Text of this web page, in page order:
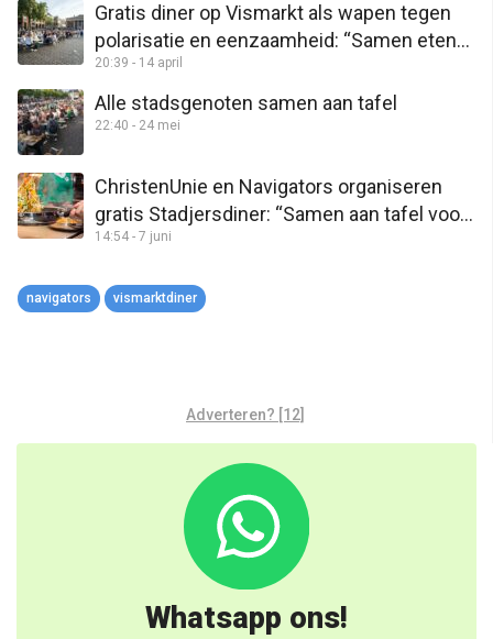
Gratis diner op Vismarkt als wapen tegen
polarisatie en eenzaamheid: “Samen eten
verbindt”
20:39 - 14 april
Alle stadsgenoten samen aan tafel
22:40 - 24 mei
ChristenUnie en Navigators organiseren
gratis Stadjersdiner: “Samen aan tafel voor
verbinding”
14:54 - 7 juni
navigators vismarktdiner
Adverteren? [12]
Whatsapp ons!